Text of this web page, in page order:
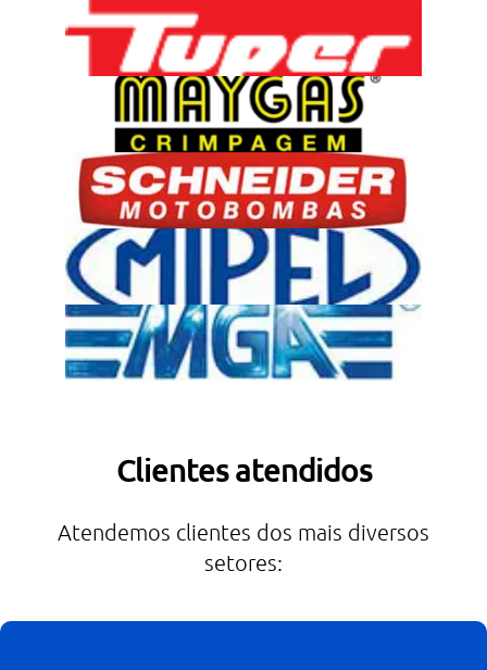
Clientes atendidos
Atendemos clientes dos mais diversos
setores: